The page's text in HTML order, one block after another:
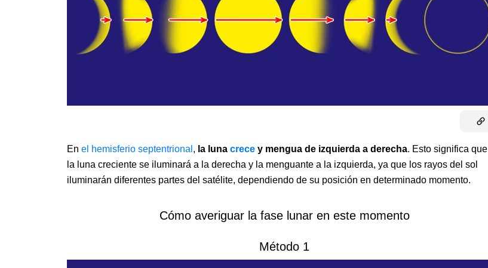
En el hemisferio septentrional , la luna crece y mengua de izquierda a derecha. Esto significa que
la luna creciente se iluminará a la derecha y la menguante a la izquierda, ya que los rayos del sol
iluminarán diferentes partes del satélite, dependiendo de su posición en determinado momento.
Cómo averiguar la fase lunar en este momento
Método 1